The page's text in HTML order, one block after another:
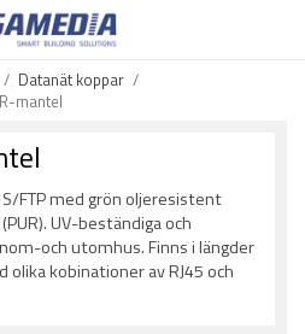
/ Datanät koppar /
mantel
FTP med grön oljeresistent
UV-beständiga och
och utomhus. Finns i längder
kobinationer av RJ45 och